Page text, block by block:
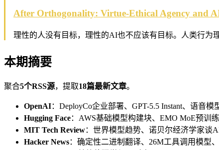
After Orthogonality: Virtue-Ethical Agency and
理性的人没有目标，理性的AI也不应该有目标。人类行
本期摘要
聚合5个RSS源，提取18篇最新文章。
OpenAI：DeployCo企业部署、GPT-5.5 Instant、语音
Hugging Face：AWS基础模型构建块、EMO MoE预训
MIT Tech Review：世界模型趋势、诺贝尔经济学家谈
Hacker News：确定性二进制翻译、26M工具调用模型